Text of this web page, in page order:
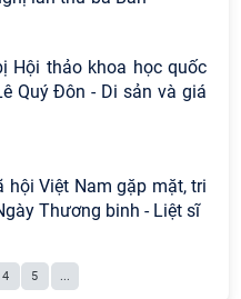
Hội thảo khoa học quốc
Quý Đôn - Di sản và giá
hội Việt Nam gặp mặt, tri
Thương binh - Liệt sĩ
4 5 ...
lược
của
Đảng